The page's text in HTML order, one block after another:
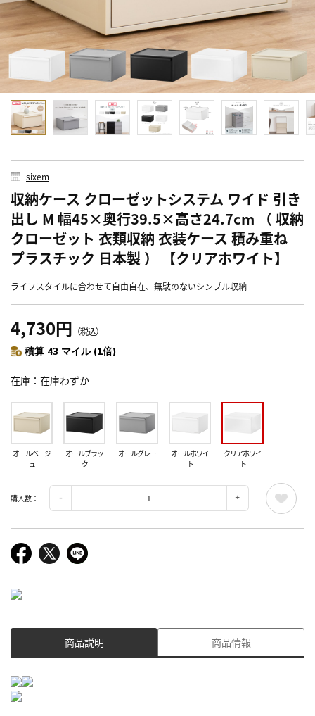
sixem
収納ケース クローゼットシステム ワイド 引き
出し M 幅45×奥行39.5×高さ24.7cm （ 収納
クローゼット 衣類収納 衣装ケース 積み重ね
プラスチック 日本製 ） 【クリアホワイト】
ライフスタイルに合わせて自由自在、無駄のないシンプル収納
4,730円 （税込）
積算 43 マイル (1倍)
在庫 在庫わずか
オールベージ
ュ
オールブラッ
ク
オールグレー
オールホワイ
ト
クリアホワイ
ト
購入数：
商品説明 商品情報